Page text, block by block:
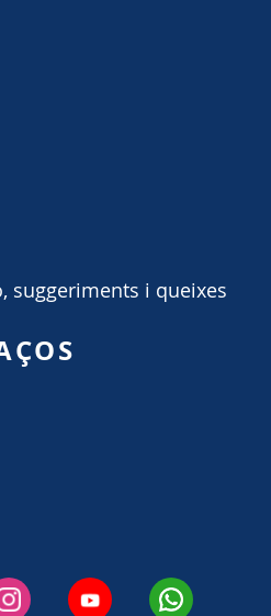
suggeriments i queixes